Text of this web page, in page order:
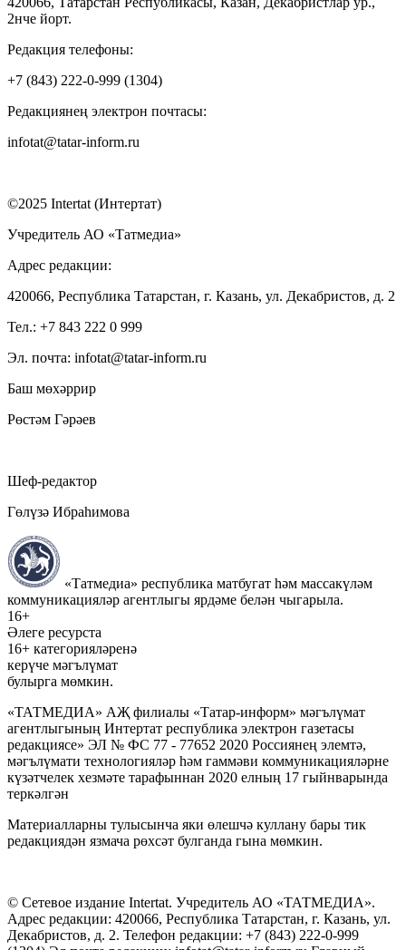
2нче йорт.
Редакция телефоны:
+7 (843) 222-0-999 (1304)
Редакциянең электрон почтасы:
infotat@tatar-inform.ru
©2025 Intertat (Интертат)
Учредитель АО «Татмедиа»
Адрес редакции:
420066, Республика Татарстан, г. Казань, ул. Декабристов, д. 2
Тел.: +7 843 222 0 999
Эл. почта: infotat@tatar-inform.ru
Баш мөхәррир
Рөстәм Гәрәев
Шеф-редактор
Гөлүзә Ибраһимова
«Татмедиа» республика матбугат һәм массакүләм
коммуникацияләр агентлыгы ярдәме белән чыгарыла.
16+
Әлеге ресурста
16+ категорияләренә
керүче мәгълүмат
булырга мөмкин.
«ТАТМЕДИА» АҖ филиалы «Татар-информ» мәгълүмат
агентлыгының Интертат республика электрон газетасы
редакциясе» ЭЛ № ФС 77 - 77652 2020 Россиянең элемтә,
мәгълүмати технологияләр һәм гаммәви коммуникацияләрне
күзәтчелек хезмәте тарафыннан 2020 елның 17 гыйнварында
теркәлгән
Материалларны тулысынча яки өлешчә куллану бары тик
редакциядән язмача рөхсәт булганда гына мөмкин.
© Сетевое издание Intertat. Учредитель АО «ТАТМЕДИА».
Адрес редакции: 420066, Республика Татарстан, г. Казань, ул.
Декабристов, д. 2. Телефон редакции: +7 (843) 222-0-999